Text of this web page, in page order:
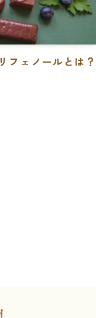
フェノールとは？